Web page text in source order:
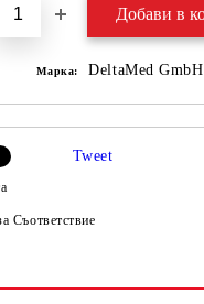
Марка: DeltaMed GmbH
Tweet
Съответствие